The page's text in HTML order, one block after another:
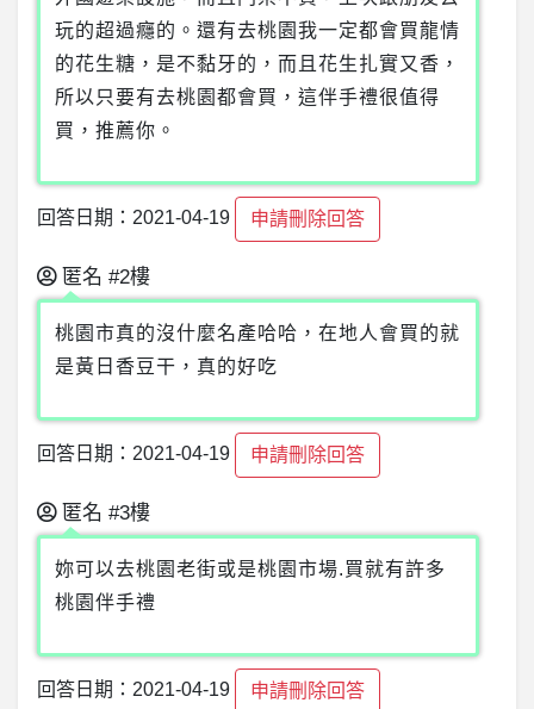
玩的超過癮的。還有去桃園我一定都會買龍情
的花生糖，是不黏牙的，而且花生扎實又香，
所以只要有去桃園都會買，這伴手禮很值得
買，推薦你。
回答日期：2021-04-19 申請刪除回答
匿名 #2樓
桃園市真的沒什麼名產哈哈，在地人會買的就
是黃日香豆干，真的好吃
回答日期：2021-04-19 申請刪除回答
匿名 #3樓
妳可以去桃園老街或是桃園市場.買就有許多
桃園伴手禮
回答日期：2021-04-19 申請刪除回答